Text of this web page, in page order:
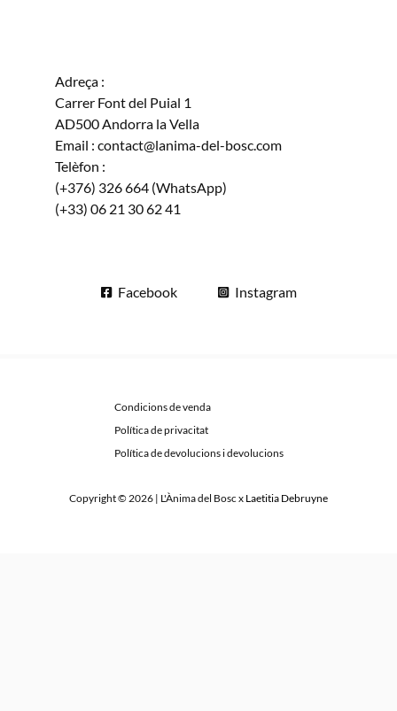
Adreça :
Carrer Font del Puial 1
AD500 Andorra la Vella
Email : contact@lanima-del-bosc.com
Telèfon :
(+376) 326 664 (WhatsApp)
(+33) 06 21 30 62 41
Facebook Instagram
Condicions de venda
Política de privacitat
Política de devolucions i devolucions
Copyright © 2026 | L'Ànima del Bosc x Laetitia Debruyne